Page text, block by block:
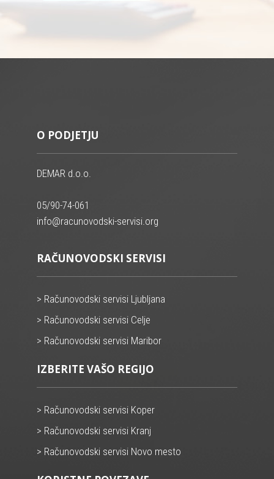
O PODJETJU
DEMAR d.o.o.
05/90-74-061
info@racunovodski-servisi.org
RAČUNOVODSKI SERVISI
> Računovodski servisi Ljubljana
> Računovodski servisi Celje
> Računovodski servisi Maribor
IZBERITE VAŠO REGIJO
> Računovodski servisi Koper
> Računovodski servisi Kranj
> Računovodski servisi Novo mesto